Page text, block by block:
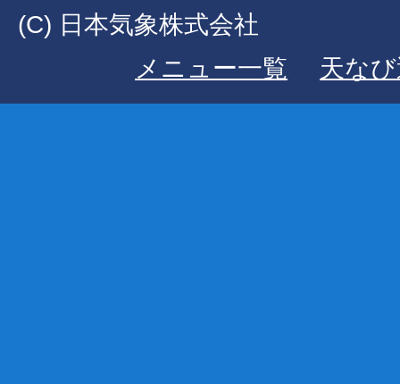
(C) 日本気象株式会社
メニュー一覧
天な